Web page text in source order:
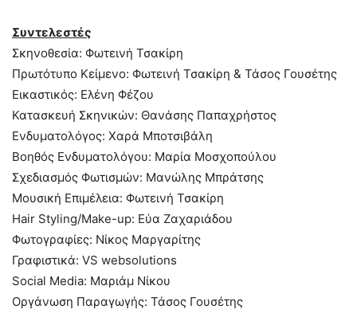
Συντελεστές
Σκηνοθεσία: Φωτεινή Τσακίρη
Πρωτότυπο Κείμενο: Φωτεινή Τσακίρη & Τάσος Γουσέτης
Εικαστικός: Ελένη Φέζου
Κατασκευή Σκηνικών: Θανάσης Παπαχρήστος
Ενδυματολόγος: Χαρά Μποτσιβάλη
Βοηθός Ενδυματολόγου: Μαρία Μοσχοπούλου
Σχεδιασμός Φωτισμών: Μανώλης Μπράτσης
Μουσική Επιμέλεια: Φωτεινή Τσακίρη
Hair Styling/Make-up: Εύα Ζαχαριάδου
Φωτογραφίες: Νίκος Μαργαρίτης
Γραφιστικά: VS websolutions
Social Media: Μαριάμ Νίκου
Οργάνωση Παραγωγής: Τάσος Γουσέτης